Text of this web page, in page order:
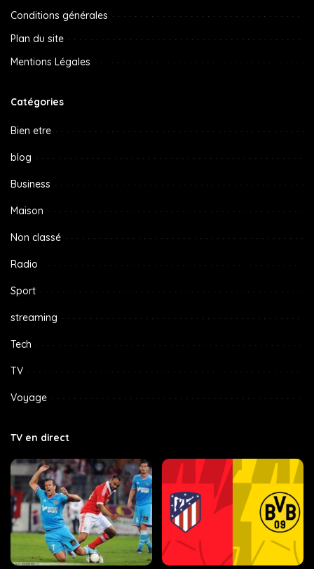
Conditions générales
Plan du site
Mentions Légales
Catégories
Bien etre
blog
Business
Maison
Non classé
Radio
Sport
streaming
Tech
TV
Voyage
TV en direct